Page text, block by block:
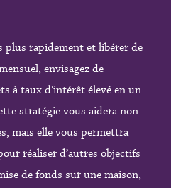
plus rapidement et libérer de
envisagez de
à taux d’intérêt élevé en un
stratégie vous aidera non
mais elle vous permettra
réaliser d’autres objectifs
de fonds sur une maison,